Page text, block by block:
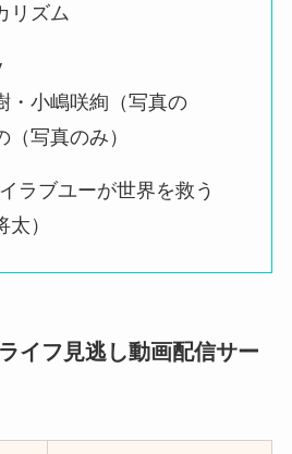
リズム
・小嶋咲絢（写真の
写真のみ）
ラブユーが世界を救う
）
イフ見逃し動画配信サー